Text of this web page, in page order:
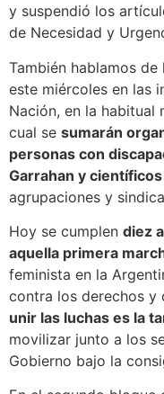
y suspendió los
de Necesidad y
También hablamos
este miércoles en las
Nación, en la habitual
cual se sumarán
personas con
Garrahan y científicos
agrupaciones y
Hoy se cumplen diez
aquella primera
feminista en la
contra los derechos y
unir las luchas es la
movilizar junto a los
Gobierno bajo la